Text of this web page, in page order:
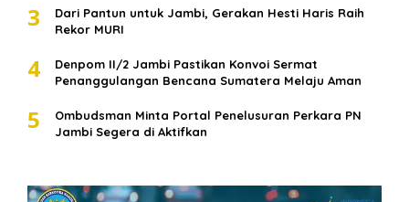
3
Dari Pantun untuk Jambi, Gerakan Hesti Haris Raih
Rekor MURI
4
Denpom II/2 Jambi Pastikan Konvoi Sermat
Penanggulangan Bencana Sumatera Melaju Aman
5
Ombudsman Minta Portal Penelusuran Perkara PN
Jambi Segera di Aktifkan